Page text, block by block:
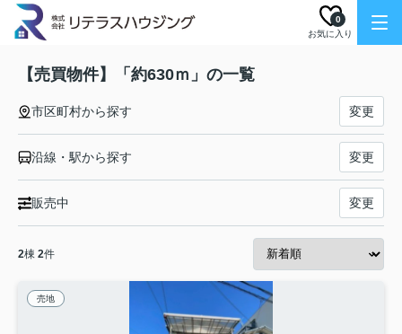
お気に入り
0
【売買物件】「約630ｍ」の一覧
市区町村から探す 変更
沿線・駅から探す 変更
販売中 変更
2棟 2件
売地